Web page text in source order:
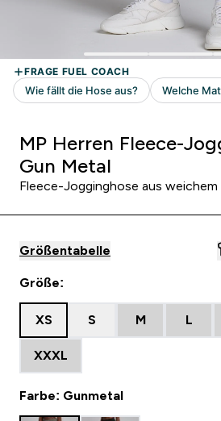
MP Herren Fleece-
Gun Metal
Fleece-Jogginghose aus
Größentabelle
Größe:
XS S M L
XXXL
Farbe: Gunmetal